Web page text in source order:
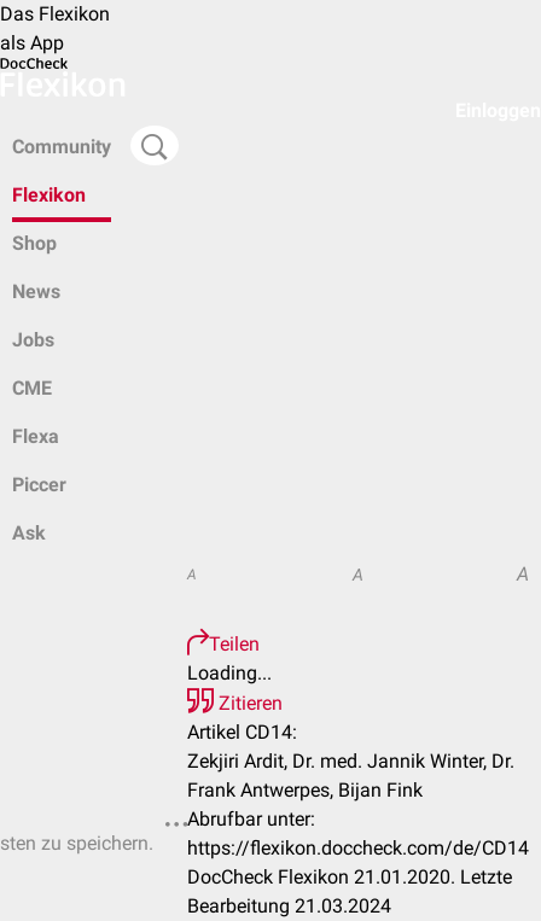
Das Flexikon
als App
Community
Flexikon
Shop
News
Jobs
CME
Flexa
Piccer
Ask
zu speichern.
A A A
Teilen
Loading...
Zitieren
Artikel CD14:
Zekjiri Ardit, Dr. med. Jannik Winter, Dr.
Frank Antwerpes, Bijan Fink
Abrufbar unter:
https://flexikon.doccheck.com/de/CD14
DocCheck Flexikon 21.01.2020. Letzte
Bearbeitung 21.03.2024